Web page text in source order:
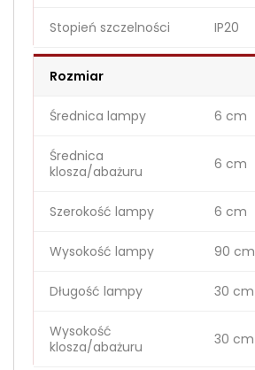
Stopień szczelności IP20
Rozmiar
Średnica lampy 6 cm
Średnica
klosza/abażuru
6 cm
Szerokość lampy 6 cm
Wysokość lampy 90 cm
Długość lampy 30 cm
Wysokość
klosza/abażuru
30 cm